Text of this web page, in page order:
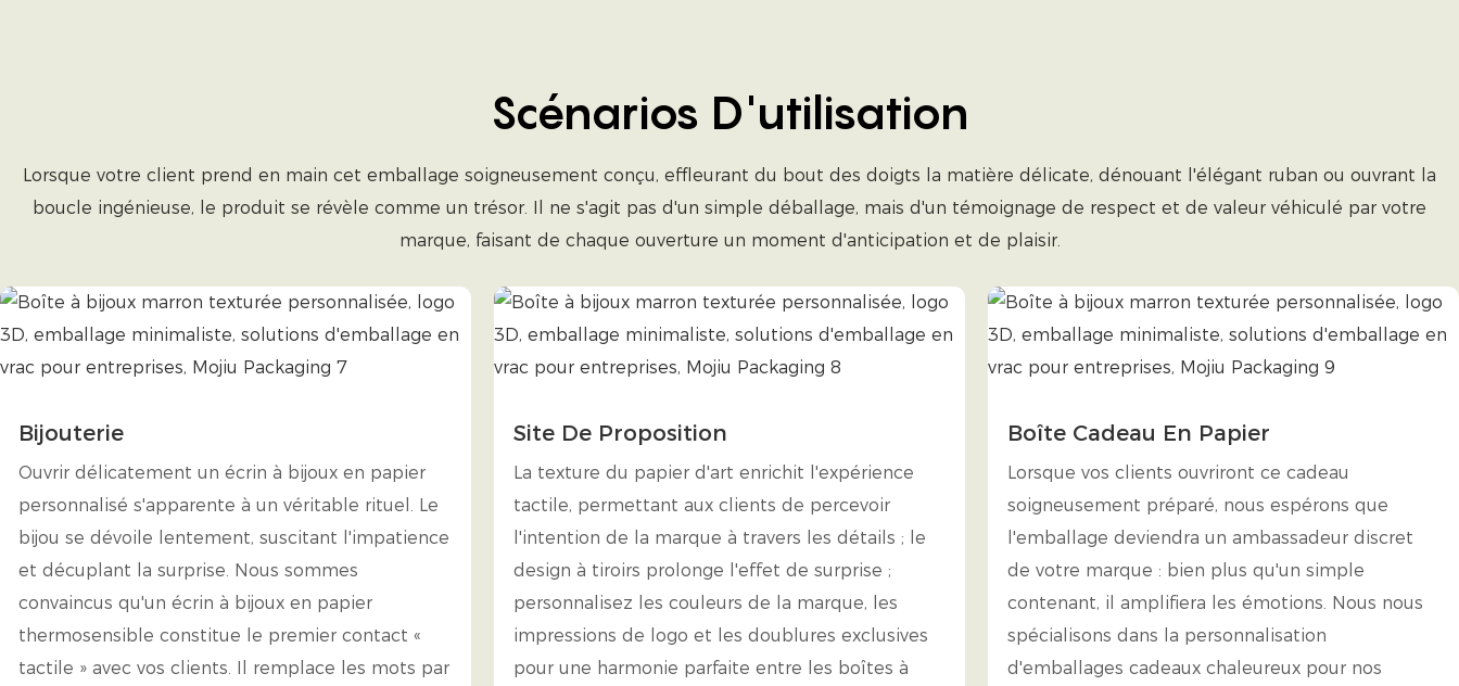
Scénarios D'utilisation
Lorsque votre client prend en main cet emballage soigneusement conçu, effleurant du bout des doigts la matière délicate, dénouant l'élégant ruban ou ouvrant la
boucle ingénieuse, le produit se révèle comme un trésor. Il ne s'agit pas d'un simple déballage, mais d'un témoignage de respect et de valeur véhiculé par votre
marque, faisant de chaque ouverture un moment d'anticipation et de plaisir.
Bijouterie
Ouvrir délicatement un écrin à bijoux en papier
personnalisé s'apparente à un véritable rituel. Le
bijou se dévoile lentement, suscitant l'impatience
et décuplant la surprise. Nous sommes
convaincus qu'un écrin à bijoux en papier
thermosensible constitue le premier contact «
tactile » avec vos clients. Il remplace les mots par
Site De Proposition
La texture du papier d'art enrichit l'expérience
tactile, permettant aux clients de percevoir
l'intention de la marque à travers les détails ; le
design à tiroirs prolonge l'effet de surprise ;
personnalisez les couleurs de la marque, les
impressions de logo et les doublures exclusives
pour une harmonie parfaite entre les boîtes à
Boîte Cadeau En Papier
Lorsque vos clients ouvriront ce cadeau
soigneusement préparé, nous espérons que
l'emballage deviendra un ambassadeur discret
de votre marque : bien plus qu'un simple
contenant, il amplifiera les émotions. Nous nous
spécialisons dans la personnalisation
d'emballages cadeaux chaleureux pour nos